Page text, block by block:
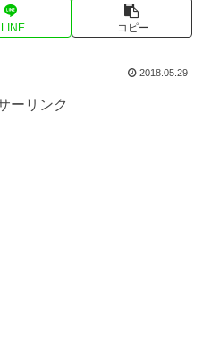
LINE コピー
2018.05.29
ーリンク